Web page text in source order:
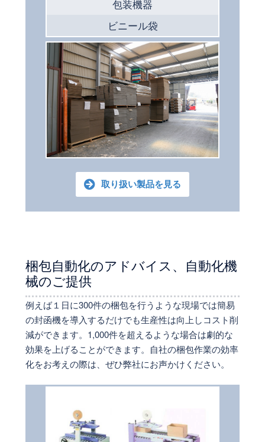
包装機器
ビニール袋
取り扱い製品を見る
梱包自動化のアドバイス、自動化機
械のご提供
例えば１日に300件の梱包を行うような現場では簡易
の封函機を導入するだけでも生産性は向上しコスト削
減ができます。1,000件を超えるような場合は劇的な
効果を上げることができます。自社の梱包作業の効率
化をお考えの際は、ぜひ弊社にお声かけください。